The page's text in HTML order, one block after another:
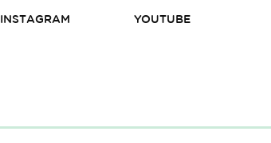
INSTAGRAM YOUTUBE